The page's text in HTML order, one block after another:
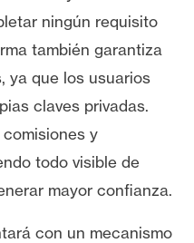
ningún requisito
también garantiza
ya que los usuarios
claves privadas.
y
todo visible de
mayor confianza.
con un mecanismo